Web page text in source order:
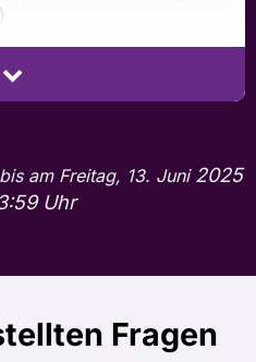
am Freitag, 13. Juni2025
Uhr
Fragen